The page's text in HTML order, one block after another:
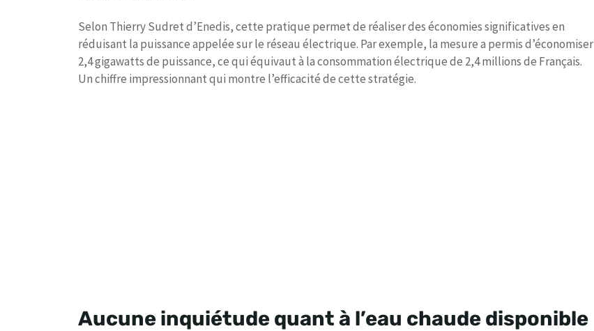
Selon Thierry Sudret d’Enedis, cette pratique permet de réaliser des économies significatives en
réduisant la puissance appelée sur le réseau électrique. Par exemple, la mesure a permis d’économiser
2,4 gigawatts de puissance, ce qui équivaut à la consommation électrique de 2,4 millions de Français.
Un chiffre impressionnant qui montre l’efficacité de cette stratégie.
Aucune inquiétude quant à l’eau chaude disponible